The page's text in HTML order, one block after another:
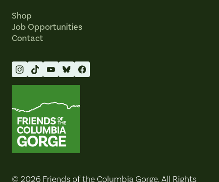
Shop
Job Opportunities
Contact
© 2026 Friends of the Columbia Gorge. All Rights